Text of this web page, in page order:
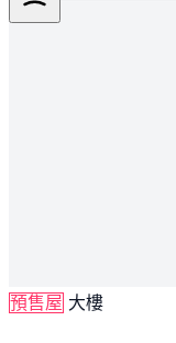
預售屋 大樓